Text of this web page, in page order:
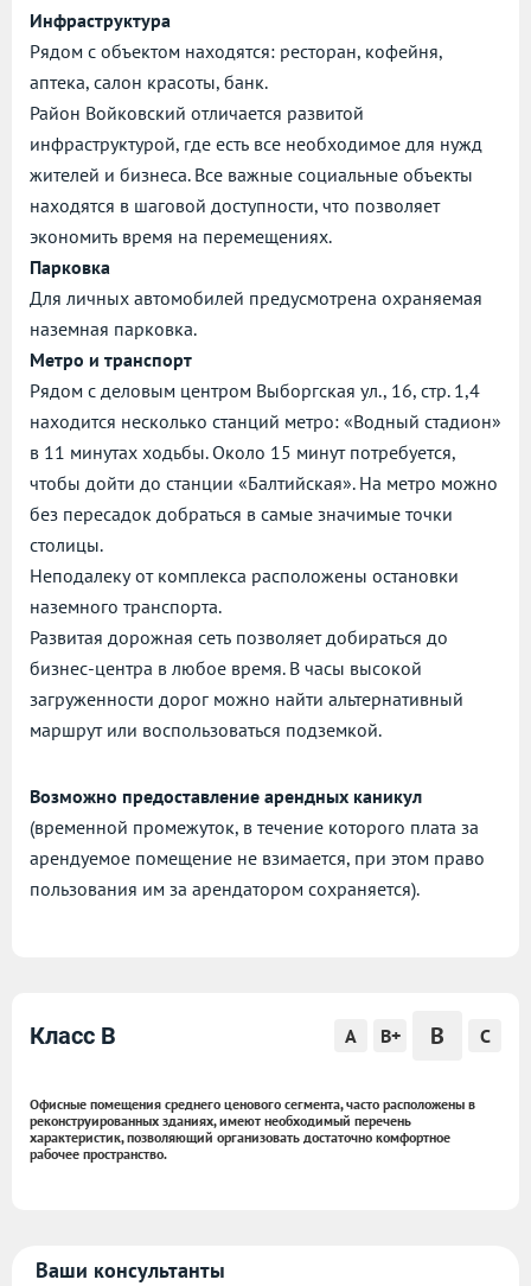
Инфраструктура
Рядом с объектом находятся: ресторан, кофейня,
аптека, салон красоты, банк.
Район Войковский отличается развитой
инфраструктурой, где есть все необходимое для нужд
жителей и бизнеса. Все важные социальные объекты
находятся в шаговой доступности, что позволяет
экономить время на перемещениях.
Парковка
Для личных автомобилей предусмотрена охраняемая
наземная парковка.
Метро и транспорт
Рядом с деловым центром Выборгская ул., 16, стр. 1,4
находится несколько станций метро: «Водный стадион»
в 11 минутах ходьбы. Около 15 минут потребуется,
чтобы дойти до станции «Балтийская». На метро можно
без пересадок добраться в самые значимые точки
столицы.
Неподалеку от комплекса расположены остановки
наземного транспорта.
Развитая дорожная сеть позволяет добираться до
бизнес-центра в любое время. В часы высокой
загруженности дорог можно найти альтернативный
маршрут или воспользоваться подземкой.
Возможно предоставление арендных каникул
(временной промежуток, в течение которого плата за
арендуемое помещение не взимается, при этом право
пользования им за арендатором сохраняется).
Класс B A B+ B C
Офисные помещения среднего ценового сегмента, часто расположены в
реконструированных зданиях, имеют необходимый перечень
характеристик, позволяющий организовать достаточно комфортное
рабочее пространство.
Ваши консультанты